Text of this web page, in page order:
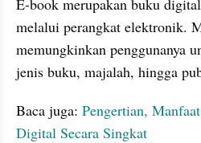
E-book merupakan buku
melalui perangkat elektronik.
memungkinkan penggunanya
jenis buku, majalah, hingga
Baca juga: Pengertian,
Digital Secara Singkat